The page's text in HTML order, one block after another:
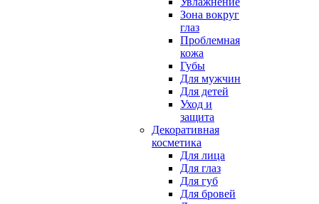
Зона вокруг
глаз
Проблемная
кожа
Губы
Для мужчин
Для детей
Уход и
защита
Декоративная
косметика
Для лица
Для глаз
Для губ
Для бровей